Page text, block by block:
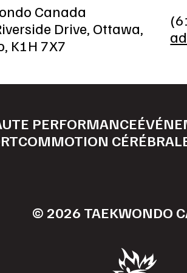
Canada
Drive, Ottawa,
K1H 7X7
PERFORMANCE
COMMOTION
© 2026 TAEKWONDO